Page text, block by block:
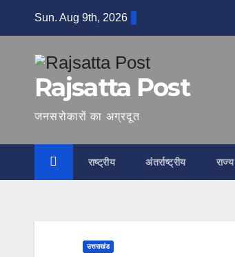
Sun. Aug 9th, 2026
Rajsatta Post
जनसरोकारों का अग्रदूत
राष्ट्रीय अंतर्राष्ट्रीय राज्य
उत्तराखंड